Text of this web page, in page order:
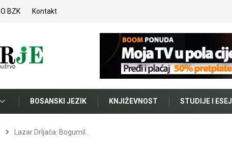
O BZK Kontakt
BOSANSKI JEZIK KNJIŽEVNOST STUDIJE I ESEJI
Lazar Drljača: Bogumil…